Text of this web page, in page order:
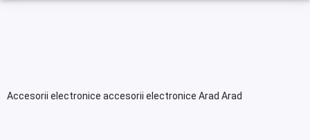
Accesorii electronice accesorii electronice Arad Arad